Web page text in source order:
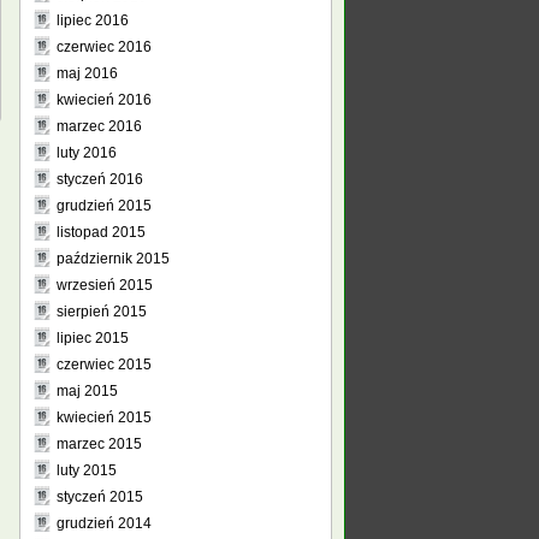
lipiec 2016
czerwiec 2016
maj 2016
kwiecień 2016
marzec 2016
luty 2016
styczeń 2016
grudzień 2015
listopad 2015
październik 2015
wrzesień 2015
sierpień 2015
lipiec 2015
czerwiec 2015
maj 2015
kwiecień 2015
marzec 2015
luty 2015
styczeń 2015
grudzień 2014